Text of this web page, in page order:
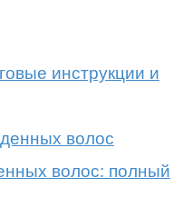
инструкции и
волос: полный